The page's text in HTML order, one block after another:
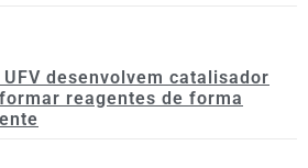
desenvolvem catalisador
reagentes de forma